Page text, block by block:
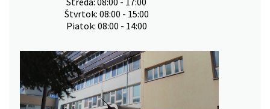
Štvrtok: 08:00 - 15:00
Piatok: 08:00 - 14:00